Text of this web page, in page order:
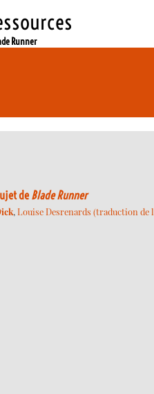
Runner
de Blade Runner
,Louise Desrenards (traduction de